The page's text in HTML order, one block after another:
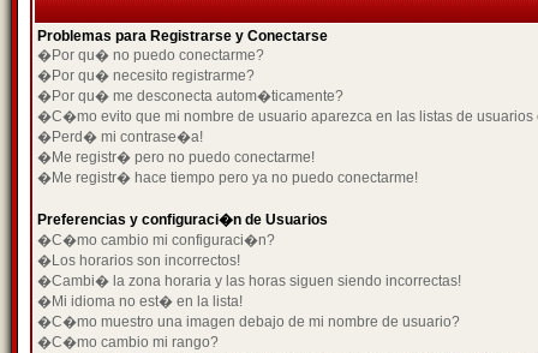
Problemas para Registrarse y Conectarse
�Por qu� no puedo conectarme?
�Por qu� necesito registrarme?
�Por qu� me desconecta autom�ticamente?
�C�mo evito que mi nombre de usuario aparezca en las listas de usuarios
�Perd� mi contrase�a!
�Me registr� pero no puedo conectarme!
�Me registr� hace tiempo pero ya no puedo conectarme!
Preferencias y configuraci�n de Usuarios
�C�mo cambio mi configuraci�n?
�Los horarios son incorrectos!
�Cambi� la zona horaria y las horas siguen siendo incorrectas!
�Mi idioma no est� en la lista!
�C�mo muestro una imagen debajo de mi nombre de usuario?
�C�mo cambio mi rango?